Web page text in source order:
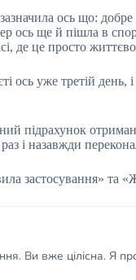
ось що:
ось ще й пішла в
де це просто
уже третій день,
підрахунок
і назавжди
застосування» та
Ви вже цілісна. Я